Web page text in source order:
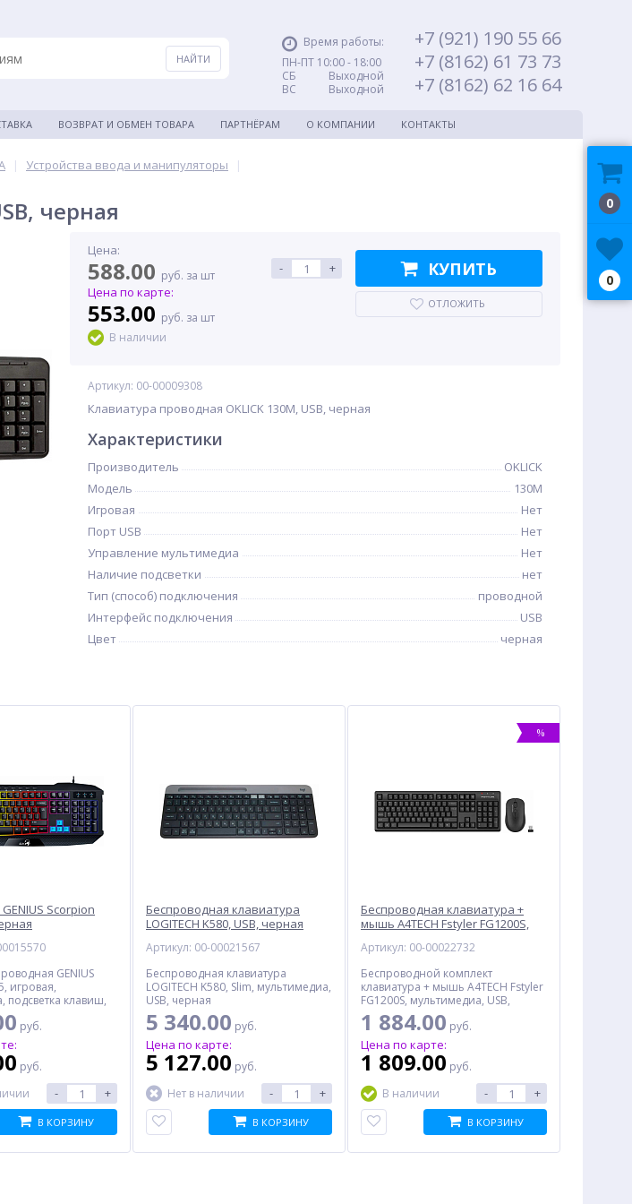
Время работы:
ПН-ПТ 10:00 - 18:00
СБ Выходной
ВС Выходной
+7 (921) 190 55 66
+7 (8162) 61 73 73
+7 (8162) 62 16 64
ВОЗВРАТ И ОБМЕН ТОВАРА ПАРТНЁРАМ О КОМПАНИИ КОНТАКТЫ
| Устройства ввода и манипуляторы
|
черная
Цена:
588.00 руб. за шт
Цена по карте:
553.00 руб. за шт
В наличии
- + КУПИТЬ
ОТЛОЖИТЬ
Артикул: 00-00009308
Клавиатура проводная OKLICK 130M, USB, черная
Характеристики
Производитель
OKLICK
Модель
130M
Игровая
Нет
Порт USB
Нет
Управление мультимедиа
Нет
Наличие подсветки
нет
Тип (способ) подключения
проводной
Интерфейс подключения
USB
Цвет
черная
Scorpion
GENIUS
игровая,
подсветка клавиш,
руб.
руб.
- +
В КОРЗИНУ
Беспроводная клавиатура
LOGITECH K580, USB, черная
Артикул: 00-00021567
Беспроводная клавиатура
LOGITECH K580, Slim, мультимедиа,
USB, черная
5 340.00 руб.
Цена по карте:
5 127.00 руб.
Нет в наличии
- +
В КОРЗИНУ
%
Беспроводная клавиатура +
мышь A4TECH Fstyler FG1200S,
Артикул: 00-00022732
Беспроводной комплект
клавиатура + мышь A4TECH Fstyler
FG1200S, мультимедиа, USB,
черный
1 884.00 руб.
Цена по карте:
1 809.00 руб.
В наличии
- +
В КОРЗИНУ
0
0